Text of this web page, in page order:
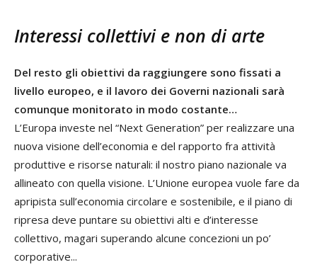
Interessi collettivi e non di arte
Del resto gli obiettivi da raggiungere sono fissati a
livello europeo, e il lavoro dei Governi nazionali sarà
comunque monitorato in modo costante…
L’Europa investe nel “Next Generation” per realizzare una
nuova visione dell’economia e del rapporto fra attività
produttive e risorse naturali: il nostro piano nazionale va
allineato con quella visione. L’Unione europea vuole fare da
apripista sull’economia circolare e sostenibile, e il piano di
ripresa deve puntare su obiettivi alti e d’interesse
collettivo, magari superando alcune concezioni un po’
corporative...